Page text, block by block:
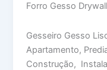
Forro Gesso
Gesseiro Gesso
Apartamento,
Construção,